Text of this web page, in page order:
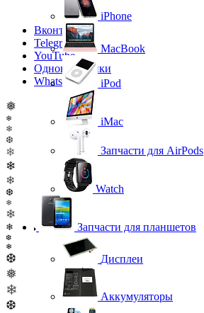
Вконтакте
Telegram
YouTube
Одноклассники
WhatsApp
❅
❄
❄
❆
❄
❄
❄
❆
❄
❄
❄
❆
❄
❆
❅
❄
❆
iPhone
MacBook
iPod
iMac
Запчасти для AirPods
Watch
Запчасти для планшетов
Дисплеи
Аккумуляторы